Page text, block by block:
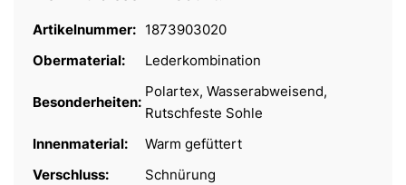
Artikelnummer: 1873903020
Obermaterial:
Lederkombination
Besonderheiten:
Polartex, Wasserabweisend,
Rutschfeste Sohle
Innenmaterial:
Warm gefüttert
Verschluss:
Schnürung